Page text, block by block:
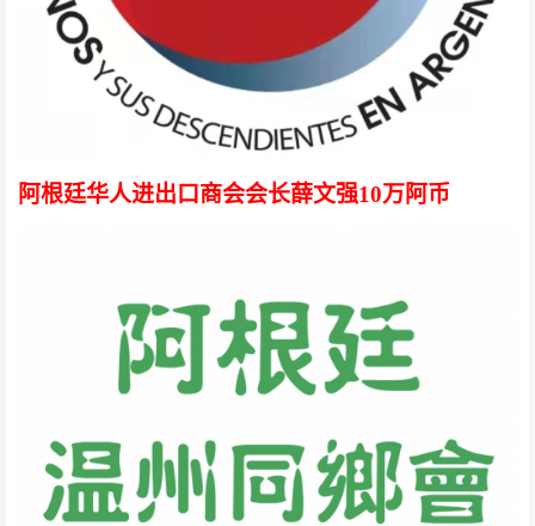
阿根廷华人进出口商会会长薛文强10万阿币